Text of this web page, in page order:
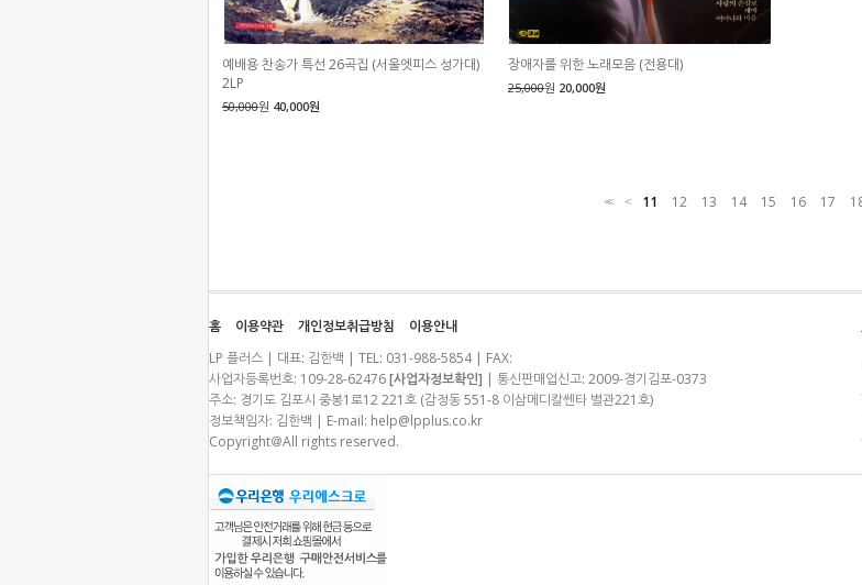
예배용 찬송가 특선 26곡집 (서울엣피스 성가대)
2LP
50,000원 40,000원
장애자를 위한 노래모음 (전용대)
25,000원 20,000원
<< < 11 12 13 14 15 16 17
홈 이용약관 개인정보취급방침
이용안내
LP 플러스 | 대표: 김한백 | TEL: 031-988-5854 | FAX:
사업자등록번호: 109-28-62476[사업자정보확인] | 통신판매업신고: 2009-경기김포-0373
주소: 경기도 김포시 중봉1로12 221호 (감정동 551-8 이삼메디칼쎈타 별관221호)
정보책임자: 김한백 | E-mail: help@lpplus.co.kr
Copyright＠All rights reserved.